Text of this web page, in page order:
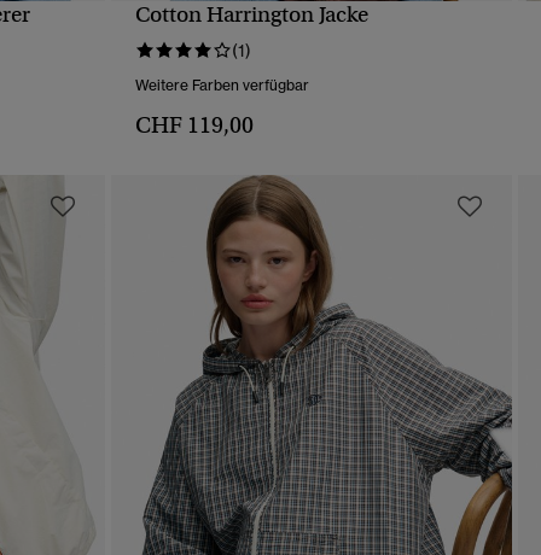
SCHNELLANSICHT
Cotton Harrington Jacke
(1)
Weitere Farben verfügbar
CHF 119,00